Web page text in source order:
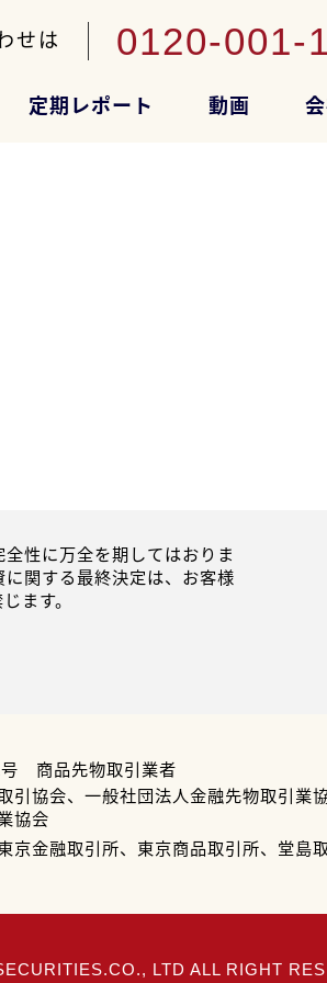
せは 0120-001-
定期レポート 動画
性に万全を期してはおりま
関する最終決定は、お客様
ます。
商品先物取引業者
引協会、一般社団法人金融先物取引業
協会
京金融取引所、東京商品取引所、堂島
LTD ALL RIGHT